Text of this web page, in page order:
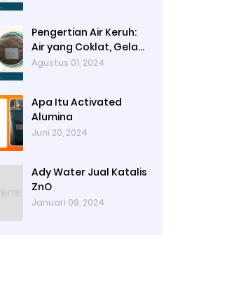
Pengertian Air Keruh:
Air yang Coklat, Gelap
dan Kotor sehingga
Agustus 01, 2024
Apa Itu Activated
Alumina
Juni 20, 2024
Ady Water Jual Katalis
ZnO
Januari 09, 2024